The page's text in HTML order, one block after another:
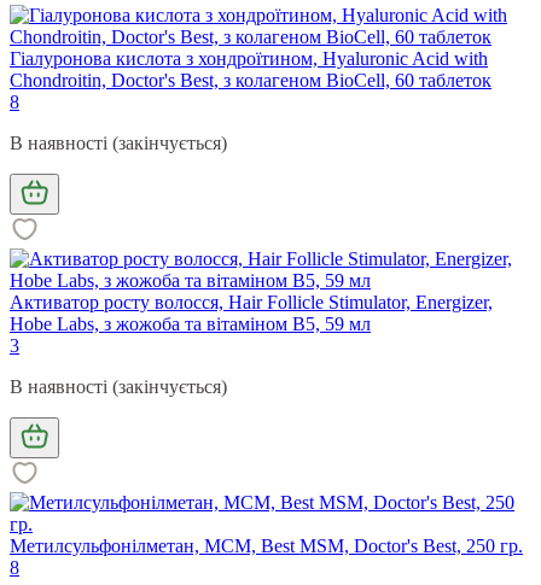
Гіалуронова кислота з хондроїтином, Hyaluronic Acid with
Chondroitin, Doctor's Best, з колагеном BioCell, 60 таблеток
8
В наявності (закінчується)
Активатор росту волосся, Hair Follicle Stimulator, Energizer,
Hobe Labs, з жожоба та вітаміном B5, 59 мл
3
В наявності (закінчується)
Метилсульфонілметан, МСМ, Best MSM, Doctor's Best, 250 гр.
8